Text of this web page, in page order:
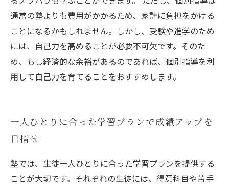
通常の塾よりも費用がかかるため、家計に負担をかける
ことになるかもしれません。しかし、受験や進学のため
には、自己力を高めることが必要不可欠です。そのた
め、もし経済的な余裕があるのであれば、個別指導を利
用して自己力を育てることをおすすめします。
一人ひとりに合った学習プランで成績アップを
目指せ
塾では、生徒一人ひとりに合った学習プランを提供する
ことが大切です。それぞれの生徒には、得意科目や苦手